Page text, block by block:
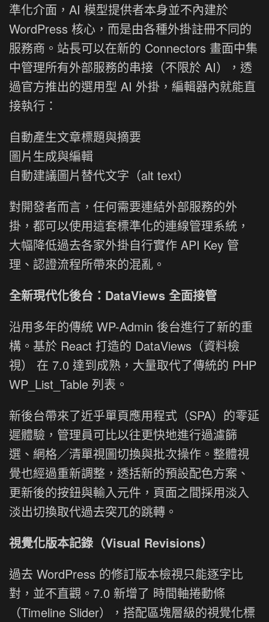
準化介面，AI 模型提供者本身並不內建於
WordPress 核心，而是由各種外掛註冊不同的
服務商。站長可以在新的 Connectors 畫面中集
中管理所有外部服務的串接（不限於 AI），透
過官方推出的選用型 AI 外掛，編輯器內就能直
接執行：
自動產生文章標題與摘要
圖片生成與編輯
自動建議圖片替代文字（alt text）
對開發者而言，任何需要連結外部服務的外
掛，都可以使用這套標準化的連線管理系統，
大幅降低過去各家外掛自行實作 API Key 管
理、認證流程所帶來的混亂。
全新現代化後台：DataViews 全面接管
沿用多年的傳統 WP-Admin 後台進行了新的重
構。基於 React 打造的 DataViews（資料檢
視） 在 7.0 達到成熟，大量取代了傳統的 PHP
WP_List_Table 列表。
新後台帶來了近乎單頁應用程式（SPA）的零延
遲體驗，管理員可比以往更快地進行過濾篩
選、網格／清單視圖切換與批次操作。整體視
覺也經過重新調整，透括新的預設配色方案、
更新後的按鈕與輸入元件，頁面之間採用淡入
淡出切換取代過去突兀的跳轉。
視覺化版本記錄（Visual Revisions）
過去 WordPress 的修訂版本檢視只能逐字比
對，並不直觀。7.0 新增了 時間軸捲動條
（Timeline Slider），搭配區塊層級的視覺化標